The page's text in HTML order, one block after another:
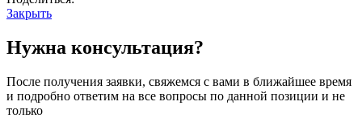
Закрыть
Нужна консультация?
После получения заявки, свяжемся с вами в ближайшее время
и подробно ответим на все вопросы по данной позиции и не
только